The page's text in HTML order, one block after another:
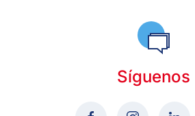
Síguenos